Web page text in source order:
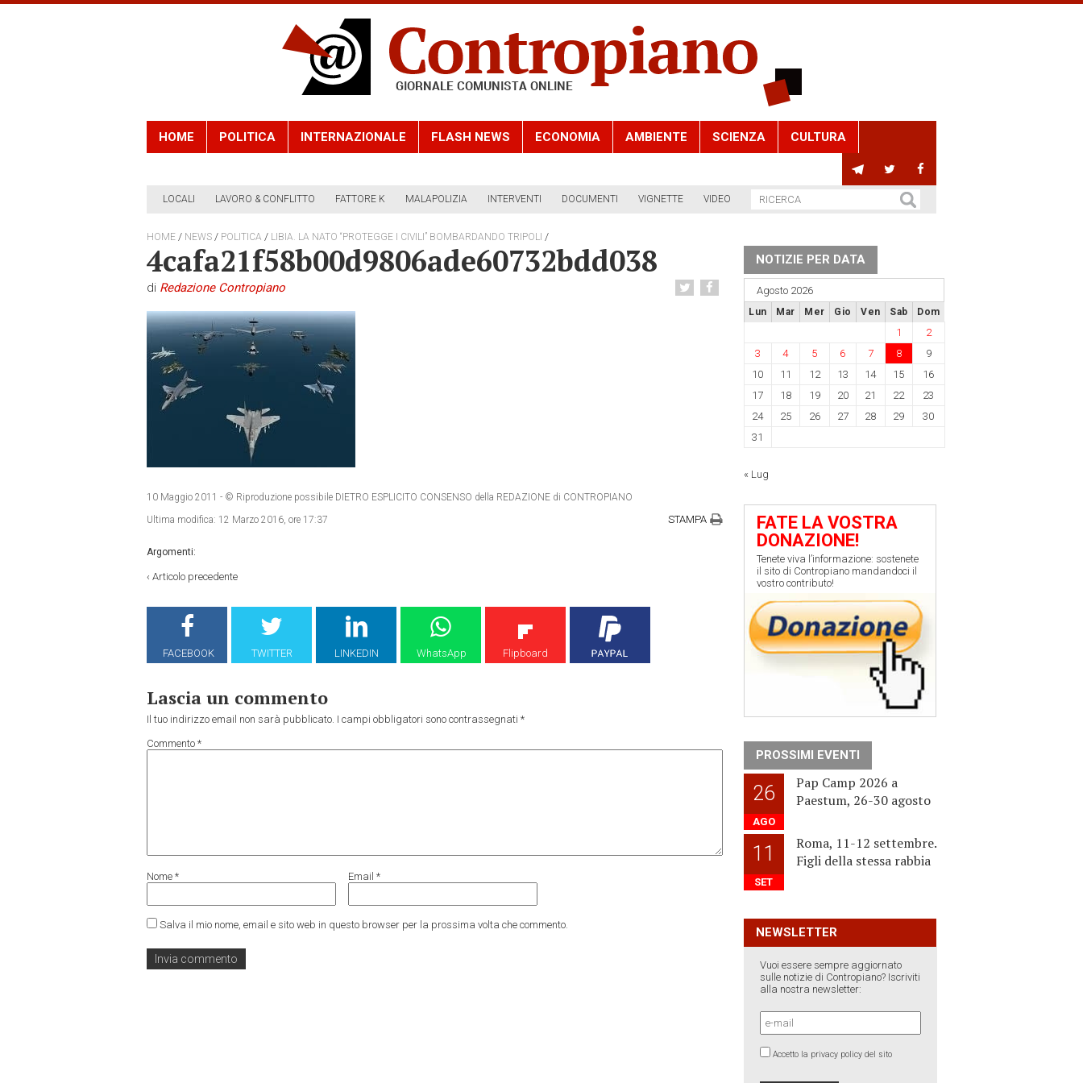
HOME POLITICA INTERNAZIONALE FLASH NEWS ECONOMIA AMBIENTE SCIENZA CULTURA
LOCALI LAVORO & CONFLITTO FATTORE K MALAPOLIZIA INTERVENTI DOCUMENTI VIGNETTE VIDEO
HOME / NEWS / POLITICA / LIBIA. LA NATO “PROTEGGE I CIVILI” BOMBARDANDO TRIPOLI /
4cafa21f58b00d9806ade60732bdd038
di Redazione Contropiano
10 Maggio 2011 - © Riproduzione possibile DIETRO ESPLICITO CONSENSO della REDAZIONE di CONTROPIANO
Ultima modifica: 12 Marzo 2016, ore 17:37 STAMPA
Argomenti:
‹ Articolo precedente
FACEBOOK TWITTER LINKEDIN WhatsApp Flipboard
Lascia un commento
Il tuo indirizzo email non sarà pubblicato. I campi obbligatori sono contrassegnati *
Commento *
Nome * Email *
Salva il mio nome, email e sito web in questo browser per la prossima volta che commento.
NOTIZIE PER DATA
Agosto 2026
Lun Mar Mer Gio Ven Sab Dom
1
2
3
4 5 6 7 8
9
10
11 12 13 14 15
16
17
18 19 20 21 22
23
24
25 26 27 28 29
30
31
« Lug
FATE LA VOSTRA
DONAZIONE!
Tenete viva l’informazione: sostenete
il sito di Contropiano mandandoci il
vostro contributo!
PROSSIMI EVENTI
26
AGO
Pap Camp 2026 a
Paestum, 26-30 agosto
11
SET
Roma, 11-12 settembre.
Figli della stessa rabbia
NEWSLETTER
Vuoi essere sempre aggiornato
sulle notizie di Contropiano? Iscriviti
alla nostra newsletter:
Accetto la privacy policy del sito